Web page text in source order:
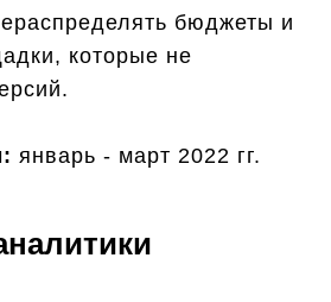
бюджеты и
которые не
январь - март 2022 гг.